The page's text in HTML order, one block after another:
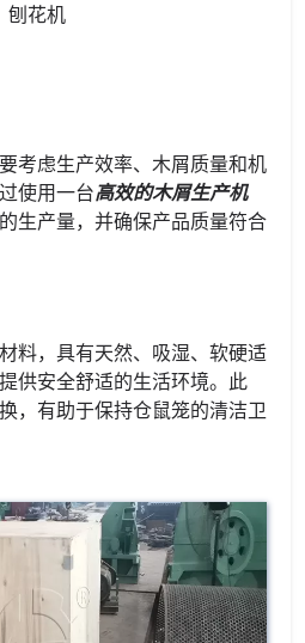
刨花机
考虑生产效率、木屑质量和机
使用一台高效的木屑生产机
生产量，并确保产品质量符合
料，具有天然、吸湿、软硬适
供安全舒适的生活环境。此
，有助于保持仓鼠笼的清洁卫